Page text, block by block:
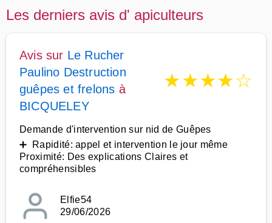
Les derniers avis d' apiculteurs
Avis sur Le Rucher
Paulino Destruction
guêpes et frelons à
BICQUELEY
★★★★☆
Demande d'intervention sur nid de Guêpes
➕ Rapidité: appel et intervention le jour même
Proximité: Des explications Claires et
compréhensibles
Elfie54
29/06/2026